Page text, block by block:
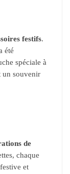
festifs.
été
spéciale à
un souvenir
de
chaque
et